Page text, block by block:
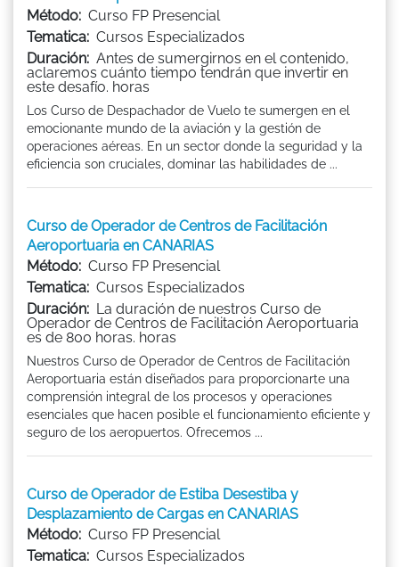
Método: Curso FP Presencial
Tematica: Cursos Especializados
Duración: Antes de sumergirnos en el contenido,
aclaremos cuánto tiempo tendrán que invertir en
este desafío. horas
Los Curso de Despachador de Vuelo te sumergen en el
emocionante mundo de la aviación y la gestión de
operaciones aéreas. En un sector donde la seguridad y la
eficiencia son cruciales, dominar las habilidades de ...
Curso de Operador de Centros de Facilitación
Aeroportuaria en CANARIAS
Método: Curso FP Presencial
Tematica: Cursos Especializados
Duración: La duración de nuestros Curso de
Operador de Centros de Facilitación Aeroportuaria
es de 800 horas. horas
Nuestros Curso de Operador de Centros de Facilitación
Aeroportuaria están diseñados para proporcionarte una
comprensión integral de los procesos y operaciones
esenciales que hacen posible el funcionamiento eficiente y
seguro de los aeropuertos. Ofrecemos ...
Curso de Operador de Estiba Desestiba y
Desplazamiento de Cargas en CANARIAS
Método: Curso FP Presencial
Tematica: Cursos Especializados